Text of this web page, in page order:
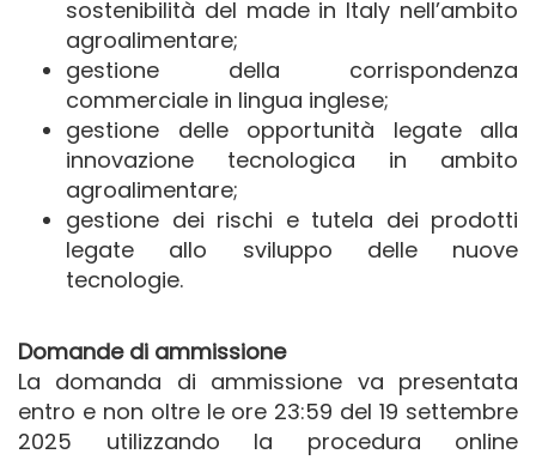
sostenibilità del made in Italy nell’ambito
agroalimentare;
gestione della corrispondenza
commerciale in lingua inglese;
gestione delle opportunità legate alla
innovazione tecnologica in ambito
agroalimentare;
gestione dei rischi e tutela dei prodotti
legate allo sviluppo delle nuove
tecnologie.
Domande di ammissione
La domanda di ammissione va presentata
entro e non oltre le ore 23:59 del 19 settembre
2025 utilizzando la procedura online